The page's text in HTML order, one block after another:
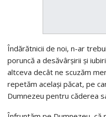
Îndărătnicii de noi, n-ar
poruncă a desăvârşirii şi
altceva decât ne scuzăm
repetăm acelaşi păcat, pe
Dumnezeu pentru căderea